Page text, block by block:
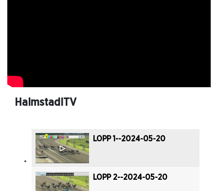
HalmstadITV
LOPP 1--2024-05-20
LOPP 2--2024-05-20